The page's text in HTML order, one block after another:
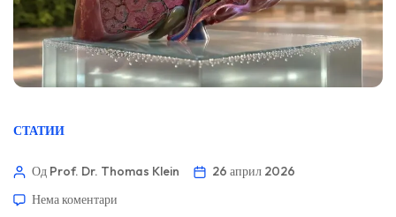
СТАТИИ
Од Prof. Dr. Thomas Klein
26 април 2026
Нема коментари